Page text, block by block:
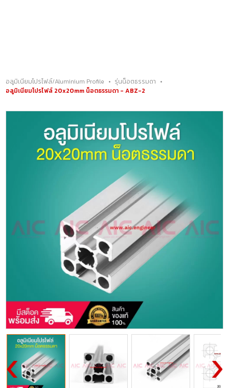
อลูมิเนียมโปรไฟล์/Aluminium Profile • รุ่นน็อตธรรมดา •
อลูมิเนียมโปรไฟล์ 20x20mm น็อตธรรมดา - ABZ-2